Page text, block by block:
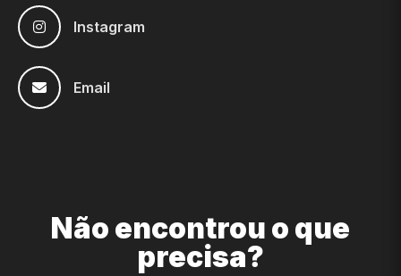
Instagram
Email
Não encontrou o que
precisa?